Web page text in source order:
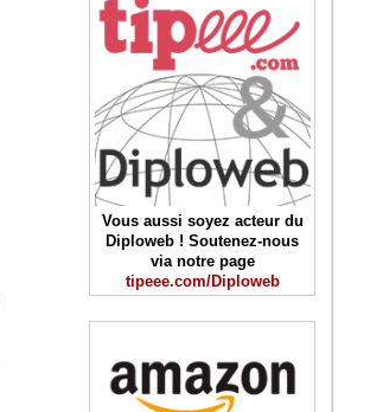
Vous aussi soyez acteur du
Diploweb ! Soutenez-nous
via notre page
tipeee.com/Diploweb